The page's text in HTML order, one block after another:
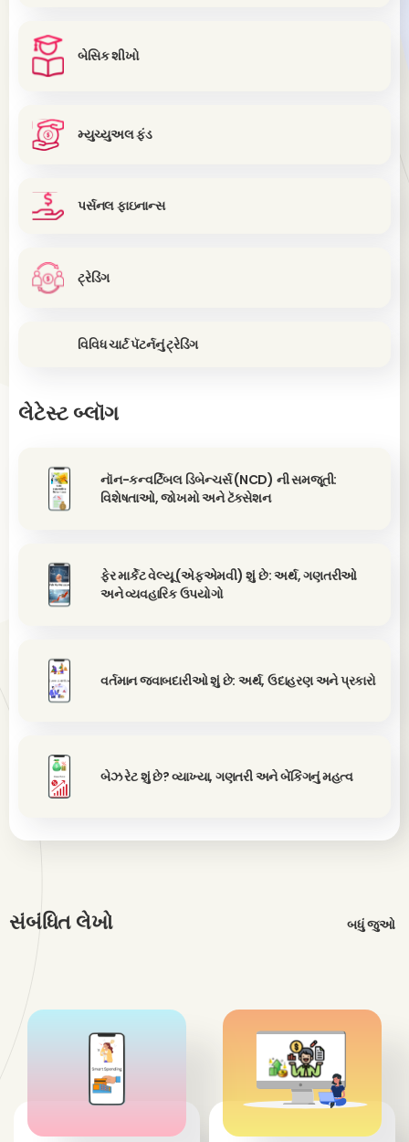
બેસિક શીખો
મ્યુચ્યુઅલ ફંડ
પર્સનલ ફાઇનાન્સ
ટ્રેડિંગ
વિવિધ ચાર્ટ પૅટર્નનું ટ્રેડિંગ
લેટેસ્ટ બ્લૉગ
નૉન-કન્વર્ટિબલ ડિબેન્ચર્સ (NCD) ની સમજૂતી:
વિશેષતાઓ, જોખમો અને ટૅક્સેશન
ફેર માર્કેટ વેલ્યૂ (એફએમવી) શું છે: અર્થ, ગણતરીઓ
અને વ્યવહારિક ઉપયોગો
વર્તમાન જવાબદારીઓ શું છે: અર્થ, ઉદાહરણ અને પ્રકારો
બેઝ રેટ શું છે? વ્યાખ્યા, ગણતરી અને બેંકિંગનું મહત્વ
સંબંધિત લેખો બધું જુઓ